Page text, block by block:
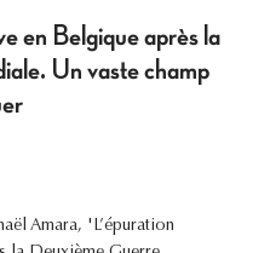
en Belgique après la
Un vaste champ
Amara, 'L’épuration